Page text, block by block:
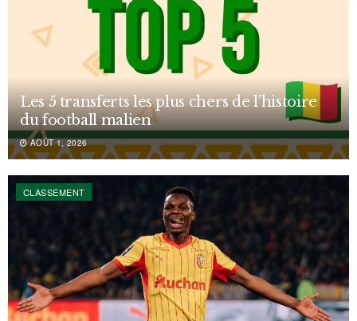
Les 5 transferts les plus chers de l’histoire
du football malien
AOÛT 1, 2026
CLASSEMENT